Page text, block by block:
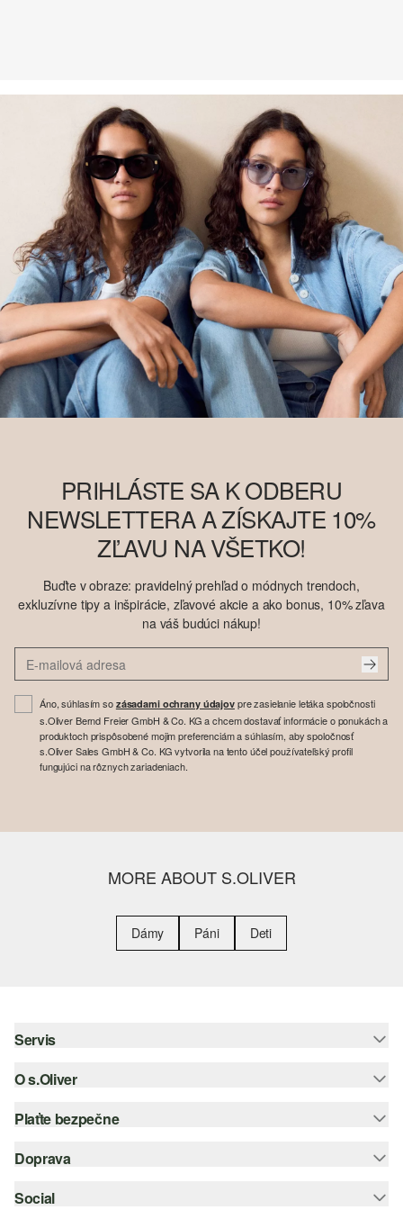
PRIHLÁSTE SA K ODBERU
NEWSLETTERA A ZÍSKAJTE 10%
ZĽAVU NA VŠETKO!
Buďte v obraze: pravidelný prehľad o módnych trendoch,
exkluzívne tipy a inšpirácie, zľavové akcie a ako bonus, 10% zľava
na váš budúci nákup!
Áno, súhlasím so zásadami ochrany údajovpre zasielanie letáka spoločnosti
s.Oliver Bernd Freier GmbH & Co. KG a chcem dostavať informácie o ponukách a
produktoch prispôsobené mojim preferenciám a súhlasím, aby spoločnosť
s.Oliver Sales GmbH & Co. KG vytvorila na tento účel používateľský profil
fungujúci na rôznych zariadeniach.
MORE ABOUT S.OLIVER
Dámy Páni Deti
Servis
Pomoc a FAQ
Nápoveda k veľkostiam
O s.Oliver
Leták
Plaťte bezpečne
Kreditná karta
Doprava
Slovenská pošta
Social